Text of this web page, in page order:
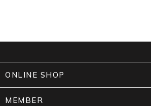
ONLINE SHOP
MEMBER